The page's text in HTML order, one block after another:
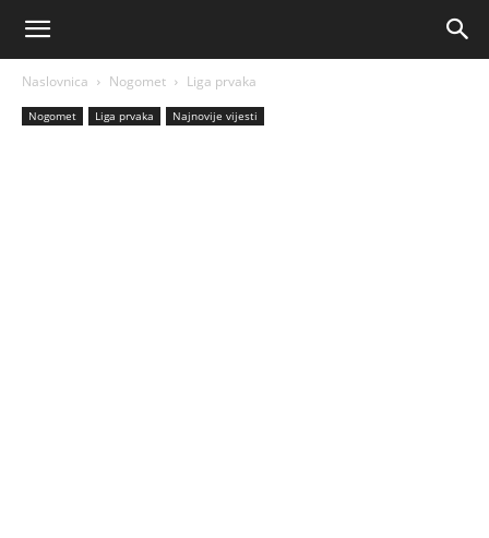
Naslovnica Nogomet Liga prvaka
Nogomet Liga prvaka Najnovije vijesti